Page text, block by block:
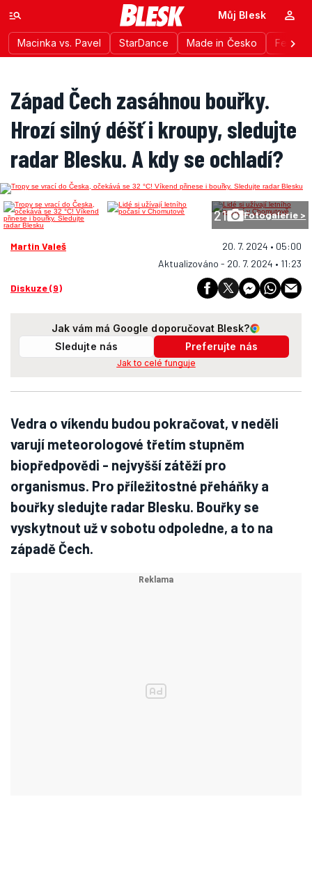
Macinka vs. Pavel StarDance Made in Česko
Můj Blesk
Západ Čech zasáhnou bouřky.
Hrozí silný déšť i kroupy, sledujte
radar Blesku. A kdy se ochladí?
21 Fotogalerie >
Martin Valeš
20. 7. 2024 • 05:00
Aktualizováno - 20. 7. 2024 • 11:23
Diskuze (9)
Jak vám má Google doporučovat Blesk?
Sledujte nás
Preferujte nás
Jak to celé funguje
Vedra o víkendu budou pokračovat, v neděli
varují meteorologové třetím stupněm
biopředpovědi - nejvyšší zátěží pro
organismus. Pro příležitostné přeháňky a
bouřky sledujte radar Blesku. Bouřky se
vyskytnout už v sobotu odpoledne, a to na
západě Čech.